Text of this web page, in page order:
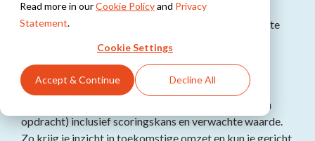
Read more in ourCookie Policyand Privacy
Statement.
Cookie Settings
Accept & Continue Decline All
Houd altijd grip op
je planning
Offertes &
Facturen
Stuur offertes &
&
onderhoudscontracten
voor installateurs
Bouw &
Onderhoud
werkbonnen &
urenregistratie
Moneybird
Bekijk alle integraties
Nieuwsbrief
OutSmart een compleet klant- en
salesmanagementsysteem. Je ziet direct alle relevante
klantinformatie: werkbonnen, offertes, taken en
Daarnaast richt je eenvoudig een salesfunnel in. Volg
prospects per fase (van eerste contact tot offerte en
opdracht) inclusief scoringskans en verwachte waarde.
Zo krijg je inzicht in toekomstige omzet en kun je gericht